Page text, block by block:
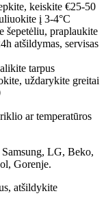
keiskite €25-50
į 3-4°C
šepetėliu, praplaukite
atšildymas, servisas
tarpus
uždarykite greitai
ar temperatūros
LG, Beko,
Gorenje.
atšildykite